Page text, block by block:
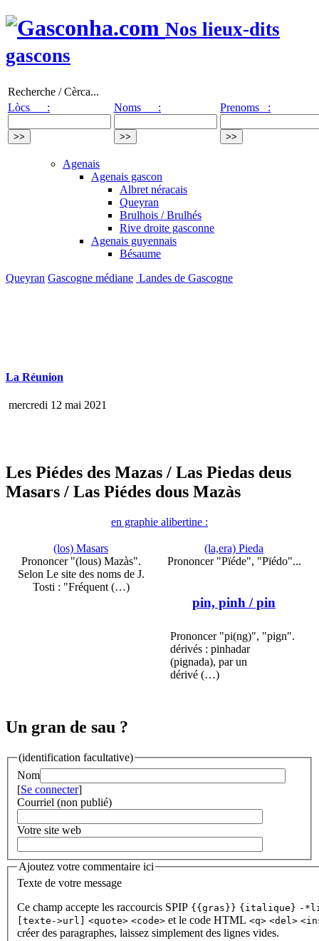
Nos lieux-dits
gascons
Recherche / Cèrca...
Lòcs :
Noms : Prenoms :
Agenais
Agenais gascon
Albret néracais
Queyran
Brulhois / Brulhés
Rive droite gasconne
Agenais guyennais
Bésaume
Queyran Gascogne médiane Landes de Gascogne
La Réunion
mercredi 12 mai 2021
Les Piédes des Mazas / Las Piedas deus
Masars / Las Piédes dous Mazàs
en graphie alibertine :
(los) Masars
Prononcer "(lous) Mazàs".
Selon Le site des noms de J.
Tosti : "Fréquent (…)
(la,era) Pieda
Prononcer "Pïéde", "Pïédo"...
pin, pinh / pin
Prononcer "pi(ng)", "pign".
dérivés : pinhadar
(pignada), par un
dérivé (…)
Un gran de sau ?
(identification facultative)
Nom
[Se connecter]
Courriel (non publié)
Votre site web
Ajoutez votre commentaire ici
Texte de votre message
Ce champ accepte les raccourcis SPIP {{gras}} {italique} -
[texte->url]
<quote> <code> et le code HTML <q> <del>
créer des paragraphes, laissez simplement des lignes vides.